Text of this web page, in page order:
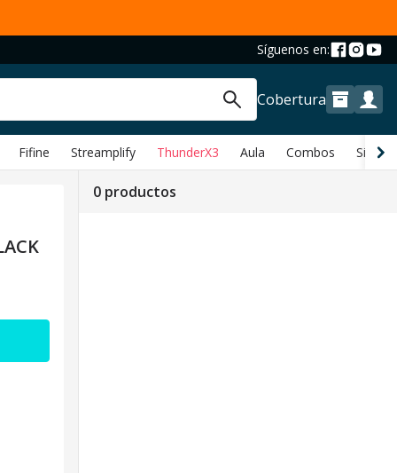
Síguenos en:
Cobertura
Fifine Streamplify ThunderX3 Aula Combos Sillas
0 productos